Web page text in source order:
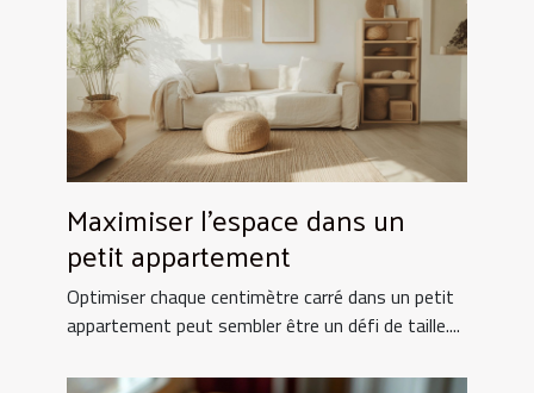
Maximiser l'espace dans un
petit appartement
Optimiser chaque centimètre carré dans un petit
appartement peut sembler être un défi de taille....